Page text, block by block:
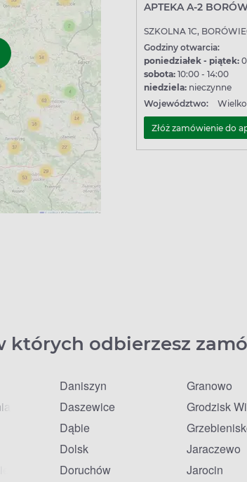
APTEKA A-2
SZKOLNA 1C,
Godziny otwarcia:
poniedziałek - piątek:
sobota: 10:00 - 14:00
niedziela: nieczynne
Województwo:
Złóż zamówienie do
których odbierzesz
Daniszyn
Daszewice
Dąbie
Dolsk
Doruchów
Granowo
Grodzisk
Jaraczewo
Jarocin